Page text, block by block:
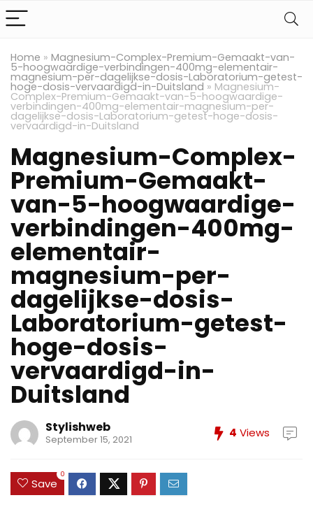
Home » Magnesium-Complex-Premium-Gemaakt-van-
5-hoogwaardige-verbindingen-400mg-elementair-
magnesium-per-dagelijkse-dosis-Laboratorium-getest-
hoge-dosis-vervaardigd-in-Duitsland » Magnesium-
Complex-Premium-Gemaakt-van-5-hoogwaardige-
verbindingen-400mg-elementair-magnesium-per-
dagelijkse-dosis-Laboratorium-getest-hoge-dosis-
vervaardigd-in-Duitsland
Magnesium-Complex-
Premium-Gemaakt-
van-5-hoogwaardige-
verbindingen-400mg-
elementair-
magnesium-per-
dagelijkse-dosis-
Laboratorium-getest-
hoge-dosis-
vervaardigd-in-
Duitsland
Stylishweb
September 15, 2021 4 Views
Save
0